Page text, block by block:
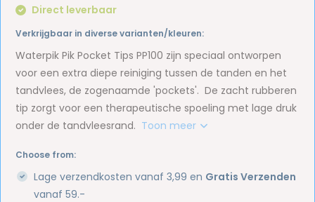
Direct leverbaar
Verkrijgbaar in diverse varianten/kleuren:
Waterpik Pik Pocket Tips PP100 zijn speciaal ontworpen
voor een extra diepe reiniging tussen de tanden en het
tandvlees, de zogenaamde 'pockets'. De zacht rubberen
tip zorgt voor een therapeutische spoeling met lage druk
onder de tandvleesrand. Toon meer
Choose from:
Lage verzendkosten vanaf 3,99 en Gratis Verzenden
vanaf 59.-